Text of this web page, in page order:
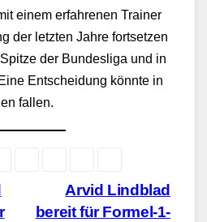
einem erfahrenen Trainer
der letzten Jahre fortsetzen
der Bundesliga und in
Entscheidung könnte in
fallen.
Arvid Lindblad
bereit für Formel-1-